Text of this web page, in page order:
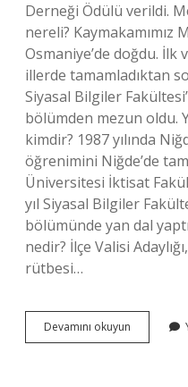
Derneği Ödülü verildi.
nereli? Kaymakamımız
Osmaniye’de doğdu.
illerde tamamladıktan
Siyasal Bilgiler
bölümden mezun oldu.
kimdir? 1987 yılında
öğrenimini Niğde’de
Üniversitesi İktisat
yıl Siyasal Bilgiler
bölümünde yan dal
nedir? İlçe Valisi
rütbesi…
Devamını okuyun